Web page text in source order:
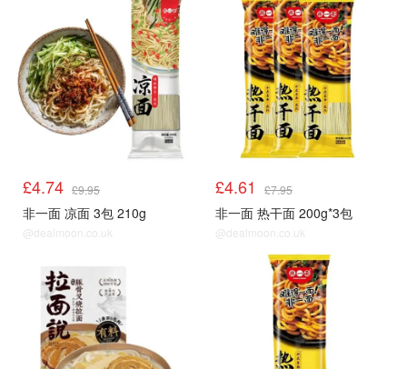
£4.74 £9.95
非一面 凉面 3包 210g
@dealmoon.co.uk
£4.61 £7.95
非一面 热干面 200g*3包
@dealmoon.co.uk